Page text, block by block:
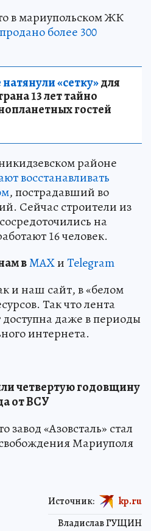
в мариупольском ЖК
продано более 300
«сетку»для
13 лет тайно
гостей
районе
восстанавливать
, пострадавший во
Сейчас строители из
на
16 человек.
вMAXиTelegram
и наш сайт, в «белом
Так что лента
доступна даже в периоды
интернета.
четвертую годовщину
от ВСУ
завод «Азовсталь» стал
Мариуполя
Владислав ГУЩИН
Источник: kp.ru